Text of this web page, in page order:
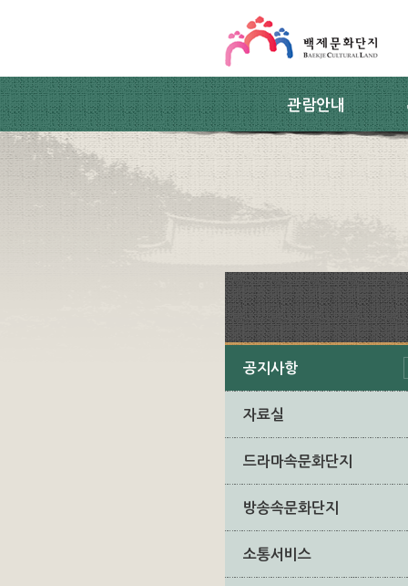
관람안내
공지사항
자료실
드라마속문화단지
방송속문화단지
소통서비스